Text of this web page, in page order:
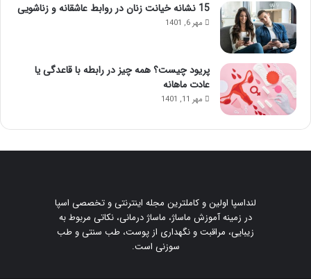
15 نشانه خیانت زنان در روابط عاشقانه و زناشویی
مهر 6, 1401
پریود چیست؟ همه چیز در رابطه با قاعدگی یا
عادت ماهانه
مهر 11, 1401
لنداسپا اولین و کاملترین مجله اینترنتی و تخصصی اسپا
در زمینه آموزش ماساژ، ماساژ درمانی، نکاتی مربوط به
زیبایی، مراقبت و نگهداری از پوست، طب سنتی و طب
سوزنی است.